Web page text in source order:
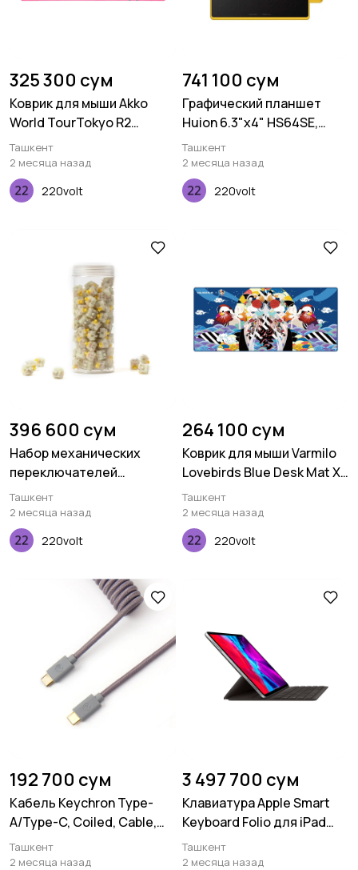
325 300 сум
Коврик для мыши Akko
World TourTokyo R2
Deskmat
Ташкент
2 месяца назад
220volt
741 100 сум
Графический планшет
Huion 6.3"x4" HS64SE,
microUSB, черный
Ташкент
2 месяца назад
220volt
396 600 сум
Набор механических
переключателей
Keychron Gateron KS-3,
Milky Pro Yellow, 110 pcs
Ташкент
2 месяца назад
220volt
264 100 сум
Коврик для мыши Varmilo
Lovebirds Blue Desk Mat XL
(900х400х3мм)
Ташкент
2 месяца назад
220volt
192 700 сум
Кабель Keychron Type-
A/Type-C, Coiled, Cable,
Grey
Ташкент
2 месяца назад
3 497 700 сум
Клавиатура Apple Smart
Keyboard Folio для iPad
Pro 12,9" (2020)
Ташкент
2 месяца назад